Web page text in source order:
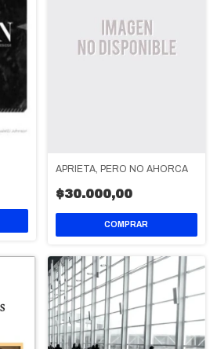
APRIETA, PERO NO AHORCA
$30.000,00